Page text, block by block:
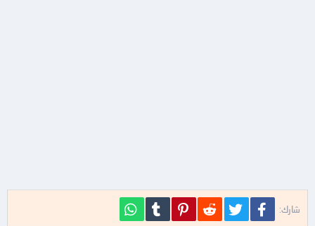
شارك: فيسبوك تويتر Reddit
Pinterest
Tumblr